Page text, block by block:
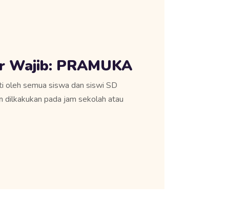
Wajib: PRAMUKA
oleh semua siswa dan siswi SD
pada jam sekolah atau